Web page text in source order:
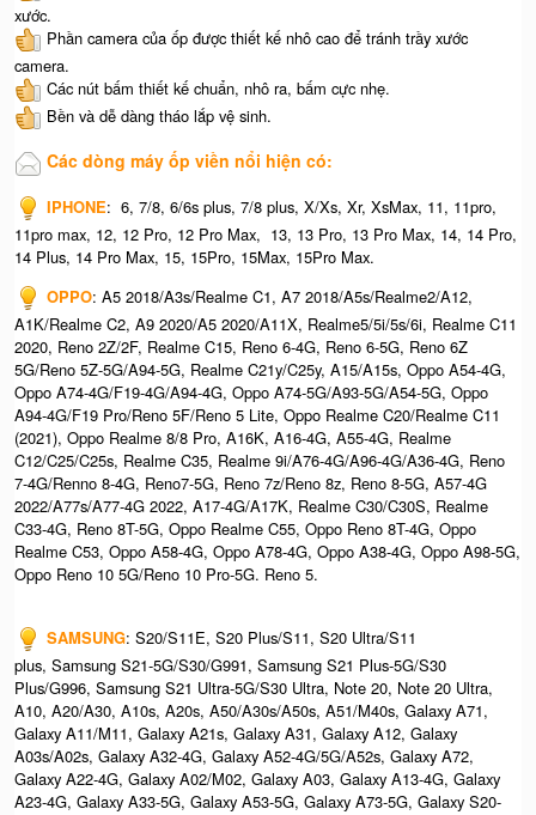
xước.
Phần camera của ốp được thiết kế nhô cao để tránh trầy xước
camera.
Các nút bấm thiết kế chuẩn, nhô ra, bấm cực nhẹ.
Bền và dễ dàng tháo lắp vệ sinh.
Các dòng máy ốp viền nổi hiện có:
IPHONE: 6, 7/8, 6/6s plus, 7/8 plus, X/Xs, Xr, XsMax, 11, 11pro,
11pro max, 12, 12 Pro, 12 Pro Max, 13, 13 Pro, 13 Pro Max, 14, 14 Pro,
14 Plus, 14 Pro Max, 15, 15Pro, 15Max, 15Pro Max.
OPPO: A5 2018/A3s/Realme C1, A7 2018/A5s/Realme2/A12,
A1K/Realme C2, A9 2020/A5 2020/A11X, Realme5/5i/5s/6i, Realme C11
2020, Reno 2Z/2F, Realme C15, Reno 6-4G, Reno 6-5G, Reno 6Z
5G/Reno 5Z-5G/A94-5G, Realme C21y/C25y, A15/A15s, Oppo A54-4G,
Oppo A74-4G/F19-4G/A94-4G, Oppo A74-5G/A93-5G/A54-5G, Oppo
A94-4G/F19 Pro/Reno 5F/Reno 5 Lite, Oppo Realme C20/Realme C11
(2021), Oppo Realme 8/8 Pro, A16K, A16-4G, A55-4G, Realme
C12/C25/C25s, Realme C35, Realme 9i/A76-4G/A96-4G/A36-4G, Reno
7-4G/Renno 8-4G, Reno7-5G, Reno 7z/Reno 8z, Reno 8-5G, A57-4G
2022/A77s/A77-4G 2022, A17-4G/A17K, Realme C30/C30S, Realme
C33-4G, Reno 8T-5G, Oppo Realme C55, Oppo Reno 8T-4G, Oppo
Realme C53, Oppo A58-4G, Oppo A78-4G, Oppo A38-4G, Oppo A98-5G,
Oppo Reno 10 5G/Reno 10 Pro-5G. Reno 5.
SAMSUNG: S20/S11E, S20 Plus/S11, S20 Ultra/S11
plus, Samsung S21-5G/S30/G991, Samsung S21 Plus-5G/S30
Plus/G996, Samsung S21 Ultra-5G/S30 Ultra, Note 20, Note 20 Ultra,
A10, A20/A30, A10s, A20s, A50/A30s/A50s, A51/M40s, Galaxy A71,
Galaxy A11/M11, Galaxy A21s, Galaxy A31, Galaxy A12, Galaxy
A03s/A02s, Galaxy A32-4G, Galaxy A52-4G/5G/A52s, Galaxy A72,
Galaxy A22-4G, Galaxy A02/M02, Galaxy A03, Galaxy A13-4G, Galaxy
A23-4G, Galaxy A33-5G, Galaxy A53-5G, Galaxy A73-5G, Galaxy S20-